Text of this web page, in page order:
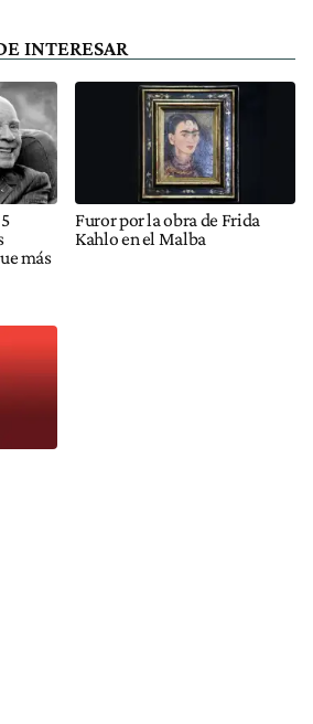
INTERESAR
más
Furor por la obra de Frida
Kahlo en el Malba